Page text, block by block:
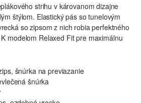
strihu v károvanom dizajne
štýlom. Elastický pás so tunelovým
so zipsom z nich robia perfektného
modelom Relaxed Fit pre maximálnu
šnúrka na previazanie
šnúrka